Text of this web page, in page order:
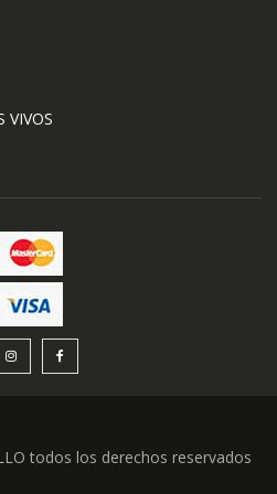
VIVOS
todos los derechos reservados